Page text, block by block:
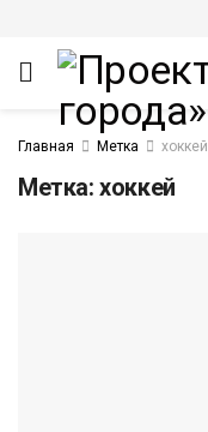
Главная Метка хоккей
Метка:хоккей